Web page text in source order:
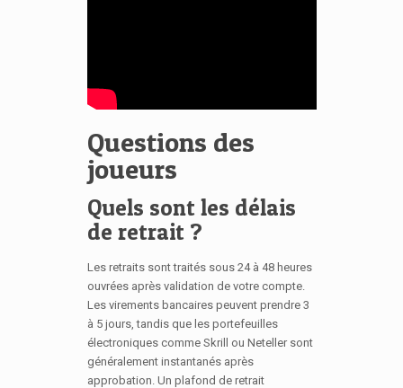
Questions des
joueurs
Quels sont les délais
de retrait ?
Les retraits sont traités sous 24 à 48 heures
ouvrées après validation de votre compte.
Les virements bancaires peuvent prendre 3
à 5 jours, tandis que les portefeuilles
électroniques comme Skrill ou Neteller sont
généralement instantanés après
approbation. Un plafond de retrait